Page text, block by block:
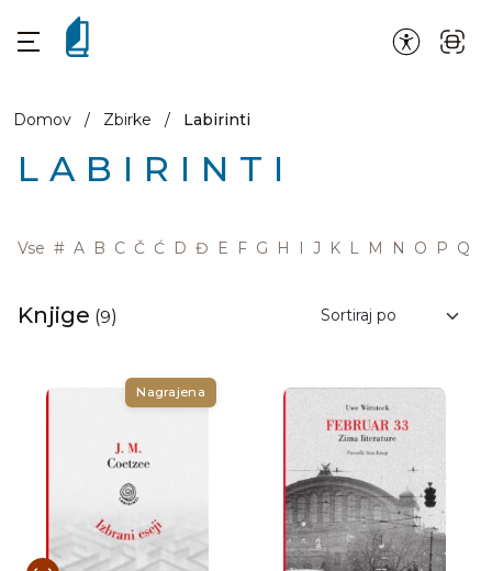
Domov / Zbirke / Labirinti
LABIRINTI
Vse # A B C Č Ć D Đ E F G H I J K L M N O P Q
Knjige (9)
Nagrajena